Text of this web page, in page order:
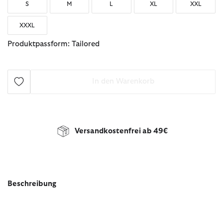
S M L XL XXL
XXXL
Produktpassform: Tailored
Versandkostenfrei ab 49€
Beschreibung